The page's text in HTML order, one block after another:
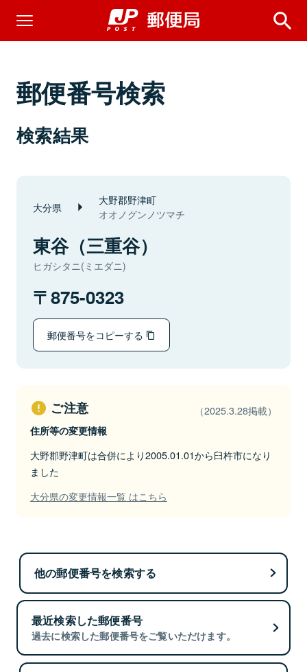
郵便番号検索
検索結果
大分県 大野郡野津町
オオノグンノツマチ
東谷（三重谷）
ヒガシタニ(ミエダニ)
875-0323
郵便番号をコピーする
ご注意 （2025.3.28掲載）
住所等の変更情報
大野郡野津町は合併により2005.01.01から臼杵市になり
ました
大分県の変更情報一覧 はこちら
他の郵便番号を検索する
最近検索した郵便番号
過去に検索した郵便番号をご覧いただけます。